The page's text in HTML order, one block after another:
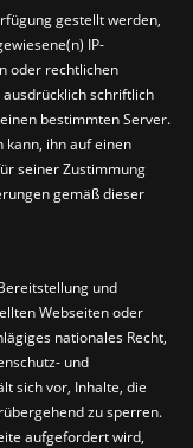
gestellt werden,
IP-
oder rechtlichen
schriftlich
bestimmten Server.
kann, ihn auf einen
seiner Zustimmung
gemäß dieser
und
Webseiten oder
nationales Recht,
und
sich vor, Inhalte, die
zu sperren.
aufgefordert wird,